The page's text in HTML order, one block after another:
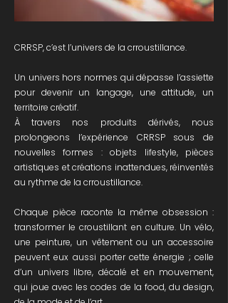
CRRSP, c’est l’univers de la crroustillance.
Un univers hors normes qui dépasse l’assiette
pour devenir un langage, une attitude, un
territoire créatif.
À travers nos produits dérivés, nous
prolongeons l’expérience CRRSP sous de
nouvelles formes : objets lifestyle, pièces
artistiques et créations inattendues, réinventés
au rythme de la crroustillance.
Chaque pièce raconte la même obsession :
transformer le croustillant en culture. Un vélo,
une peinture, un vêtement ou un accessoire
peuvent eux aussi porter cette énergie ; celle
d’un univers libre, décalé et en mouvement,
qui joue avec les codes de la food, du design,